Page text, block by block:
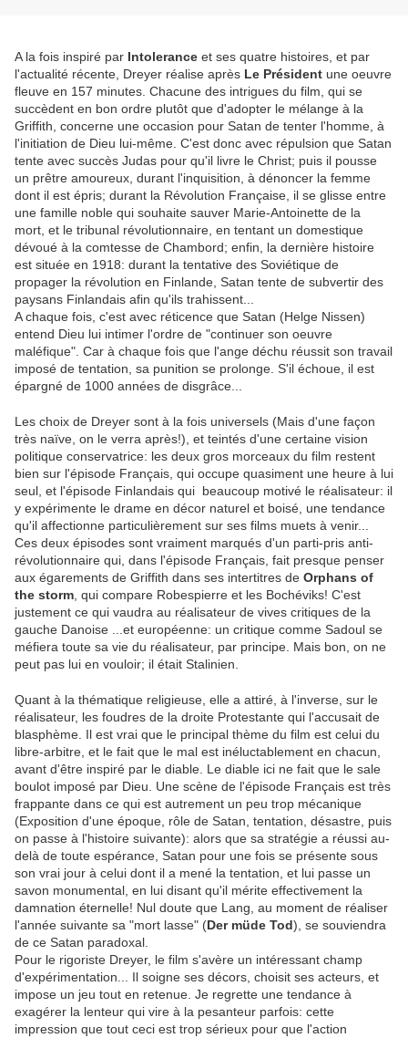
A la fois inspiré par Intolerance et ses quatre histoires, et par
l'actualité récente, Dreyer réalise après Le Président une oeuvre
fleuve en 157 minutes. Chacune des intrigues du film, qui se
succèdent en bon ordre plutôt que d'adopter le mélange à la
Griffith, concerne une occasion pour Satan de tenter l'homme, à
l'initiation de Dieu lui-même. C'est donc avec répulsion que Satan
tente avec succès Judas pour qu'il livre le Christ; puis il pousse
un prêtre amoureux, durant l'inquisition, à dénoncer la femme
dont il est épris; durant la Révolution Française, il se glisse entre
une famille noble qui souhaite sauver Marie-Antoinette de la
mort, et le tribunal révolutionnaire, en tentant un domestique
dévoué à la comtesse de Chambord; enfin, la dernière histoire
est située en 1918: durant la tentative des Soviétique de
propager la révolution en Finlande, Satan tente de subvertir des
paysans Finlandais afin qu'ils trahissent...
A chaque fois, c'est avec réticence que Satan (Helge Nissen)
entend Dieu lui intimer l'ordre de "continuer son oeuvre
maléfique". Car à chaque fois que l'ange déchu réussit son travail
imposé de tentation, sa punition se prolonge. S'il échoue, il est
épargné de 1000 années de disgrâce...
Les choix de Dreyer sont à la fois universels (Mais d'une façon
très naïve, on le verra après!), et teintés d'une certaine vision
politique conservatrice: les deux gros morceaux du film restent
bien sur l'épisode Français, qui occupe quasiment une heure à lui
seul, et l'épisode Finlandais qui beaucoup motivé le réalisateur: il
y expérimente le drame en décor naturel et boisé, une tendance
qu'il affectionne particulièrement sur ses films muets à venir...
Ces deux épisodes sont vraiment marqués d'un parti-pris anti-
révolutionnaire qui, dans l'épisode Français, fait presque penser
aux égarements de Griffith dans ses intertitres de Orphans of
the storm , qui compare Robespierre et les Bochéviks! C'est
justement ce qui vaudra au réalisateur de vives critiques de la
gauche Danoise ...et européenne: un critique comme Sadoul se
méfiera toute sa vie du réalisateur, par principe. Mais bon, on ne
peut pas lui en vouloir; il était Stalinien.
Quant à la thématique religieuse, elle a attiré, à l'inverse, sur le
réalisateur, les foudres de la droite Protestante qui l'accusait de
blasphème. Il est vrai que le principal thème du film est celui du
libre-arbitre, et le fait que le mal est inéluctablement en chacun,
avant d'être inspiré par le diable. Le diable ici ne fait que le sale
boulot imposé par Dieu. Une scène de l'épisode Français est très
frappante dans ce qui est autrement un peu trop mécanique
(Exposition d'une époque, rôle de Satan, tentation, désastre, puis
on passe à l'histoire suivante): alors que sa stratégie a réussi au-
delà de toute espérance, Satan pour une fois se présente sous
son vrai jour à celui dont il a mené la tentation, et lui passe un
savon monumental, en lui disant qu'il mérite effectivement la
damnation éternelle! Nul doute que Lang, au moment de réaliser
l'année suivante sa "mort lasse" (Der müde Tod), se souviendra
de ce Satan paradoxal.
Pour le rigoriste Dreyer, le film s'avère un intéressant champ
d'expérimentation... Il soigne ses décors, choisit ses acteurs, et
impose un jeu tout en retenue. Je regrette une tendance à
exagérer la lenteur qui vire à la pesanteur parfois: cette
impression que tout ceci est trop sérieux pour que l'action